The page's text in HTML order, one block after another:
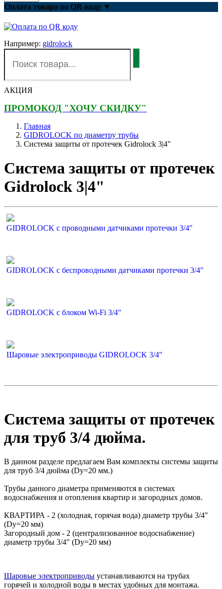
Оплата товара по QR-коду ▼
Например: gidrolock
АКЦИЯ
ПРОМОКОД "ХОЧУ СКИДКУ"
Главная
GIDROLOCK по диаметру трубы
Система защиты от протечек Gidrolock 3|4"
Система защиты от протечек
Gidrolock 3|4"
GIDROLOCK с проводными датчиками протечки 3/4"
GIDROLOCK с беспроводными датчиками протечки 3/4"
GIDROLOCK с блоком Wi-Fi 3/4"
Шаровые электроприводы GIDROLOCK 3/4"
Система защиты от протечек
для труб 3/4 дюйма.
В данном разделе предлагаем Вам комплекты системы защиты
для труб 3/4 дюйма (Dy=20 мм.)
Трубы данного диаметра применяются в системах
водоснабжения и отопления квартир и загородных домов.
КВАРТИРА - 2 (холодная, горячая вода) диаметр трубы 3/4"
(Dy=20 мм)
Загородный дом - 2 (централизованное водоснабжение)
диаметр трубы 3/4" (Dy=20 мм)
Шаровые электроприводы устанавливаются на трубах
горячей и холодной воды в местах удобных для монтажа.